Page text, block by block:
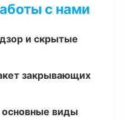
с нами
и скрытые
закрывающих
основные виды